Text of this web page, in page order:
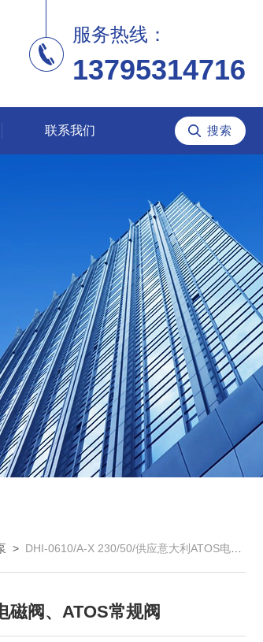
服务热线：
13795314716
联系我们
> DHI-0610/A-X 230/50/供应意大利ATOS电磁阀、ATOS常规阀
磁阀、ATOS常规阀